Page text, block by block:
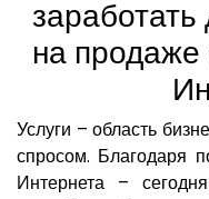
на продаже
Услуги – область
спросом. Благодаря
Интернета –